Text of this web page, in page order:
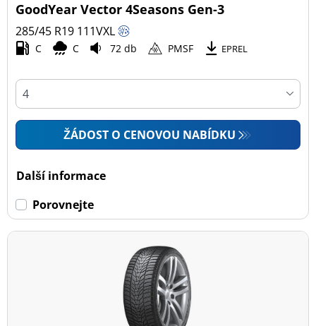
GoodYear Vector 4Seasons Gen-3
285/45 R19 111VXL
C C 72 db PMSF EPREL
ŽÁDOST O CENOVOU NABÍDKU
Další informace
Porovnejte